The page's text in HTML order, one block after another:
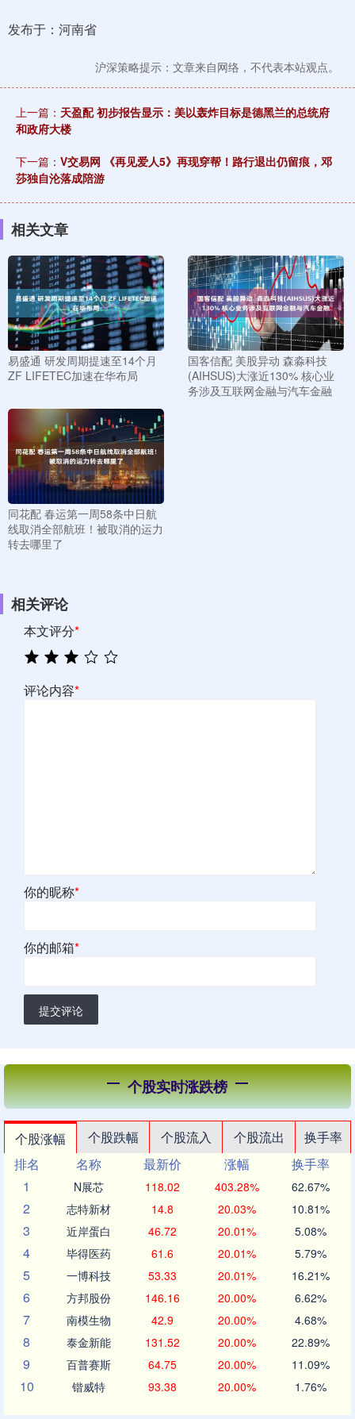
发布于：河南省
沪深策略提示：文章来自网络，不代表本站观点。
上一篇： 天盈配 初步报告显示：美以轰炸目标是德黑兰的总统府
和政府大楼
下一篇： V交易网 《再见爱人5》再现穿帮！路行退出仍留痕，邓
莎独自沦落成陪游
相关文章
易盛通 研发周期提速至14个月
ZF LIFETEC加速在华布局
国客信配 美股异动 森淼科技
(AIHSUS)大涨近130% 核心业
务涉及互联网金融与汽车金融
同花配 春运第一周58条中日航
线取消全部航班！被取消的运力
转去哪里了
相关评论
本文评分*
评论内容*
你的昵称*
你的邮箱*
提交评论
个股实时涨跌榜
个股涨幅 个股跌幅 个股流入 个股流出
换手率
排名
名称 最新价 涨幅
换手率
1
N展芯 118.02 403.28% 62.67%
2 志特新材 14.8 20.03% 10.81%
3 近岸蛋白 46.72 20.01% 5.08%
4 毕得医药 61.6 20.01% 5.79%
5 一博科技 53.33 20.01% 16.21%
6 方邦股份 146.16 20.00% 6.62%
7 南模生物 42.9 20.00% 4.68%
8 泰金新能 131.52 20.00% 22.89%
9 百普赛斯 64.75 20.00% 11.09%
10 锴威特 93.38 20.00% 1.76%